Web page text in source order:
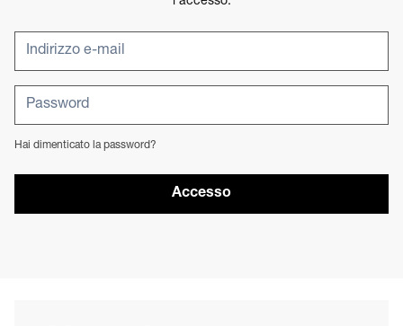
Hai dimenticato la password?
Accesso